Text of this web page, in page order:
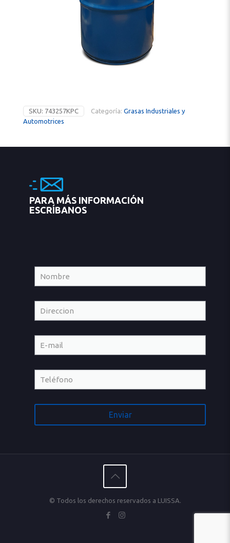
SKU: 743257KPC Categoría: Grasas Industriales y
Automotrices
PARA MÁS INFORMACIÓN
ESCRÍBANOS
© Todos los derechos reservados a LUISSA.